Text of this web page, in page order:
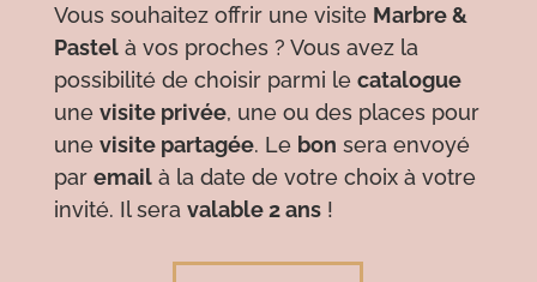
Vous souhaitez offrir une visite Marbre &
Pastelà vos proches ? Vous avez la
possibilité de choisir parmi le catalogue
une visite privée, une ou des places pour
une visite partagée. Le bon sera envoyé
par emailà la date de votre choix à votre
invité. Il sera valable 2 ans!